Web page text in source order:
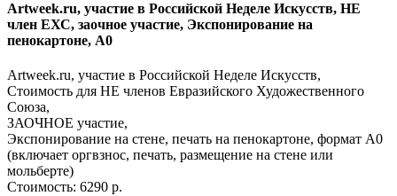
Artweek.ru, участие в Российской Неделе Искусств, НЕ
член ЕХС, заочное участие, Экспонирование на
пенокартоне, А0
Artweek.ru, участие в Российской Неделе Искусств,
Стоимость для НЕ членов Евразийского Художественного
Союза,
ЗАОЧНОЕ участие,
Экспонирование на стене, печать на пенокартоне, формат А0
(включает оргвзнос, печать, размещение на стене или
мольберте)
Стоимость: 6290 р.